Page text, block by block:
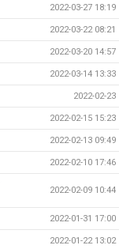
2022-03-27 18:19
2022-03-22 08:21
2022-03-20 14:57
2022-03-14 13:33
2022-02-23
2022-02-15 15:23
2022-02-13 09:49
2022-02-10 17:46
2022-02-09 10:44
2022-01-31 17:00
2022-01-22 13:02